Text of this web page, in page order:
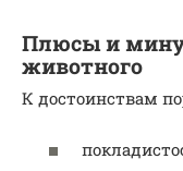
Плюсы и
животного
К достоинствам